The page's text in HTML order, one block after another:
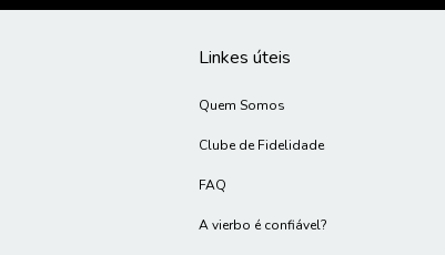
Linkes úteis
Quem Somos
Clube de Fidelidade
FAQ
A vierbo é confiável?